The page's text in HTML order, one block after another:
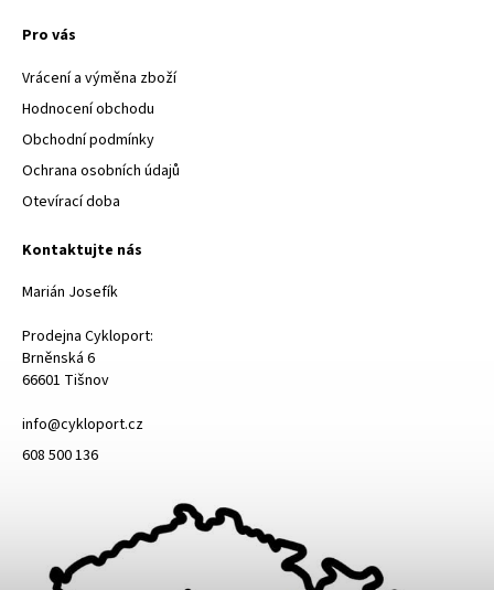
Pro vás
Vrácení a výměna zboží
Hodnocení obchodu
Obchodní podmínky
Ochrana osobních údajů
Otevírací doba
Kontaktujte nás
Marián Josefík
Prodejna Cykloport:
Brněnská 6
66601 Tišnov
info@cykloport.cz
608 500 136